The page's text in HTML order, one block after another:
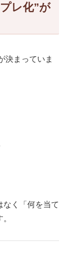
レ化”が
決まっていま
なく「何を当て